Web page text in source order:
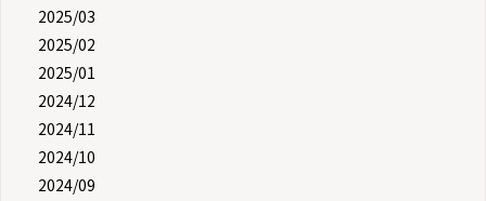
2025/03
2025/02
2025/01
2024/12
2024/11
2024/10
2024/09